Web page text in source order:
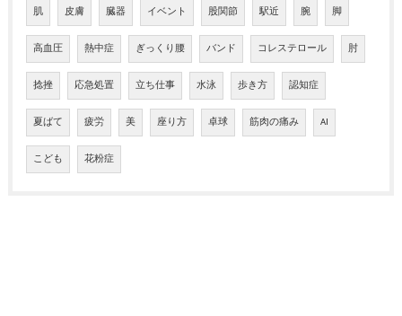
肌 皮膚 臓器 イベント 股関節 駅近 腕 脚
高血圧 熱中症 ぎっくり腰 バンド コレステロール 肘
捻挫 応急処置 立ち仕事 水泳 歩き方 認知症
夏ばて 疲労 美 座り方 卓球 筋肉の痛み AI
こども 花粉症